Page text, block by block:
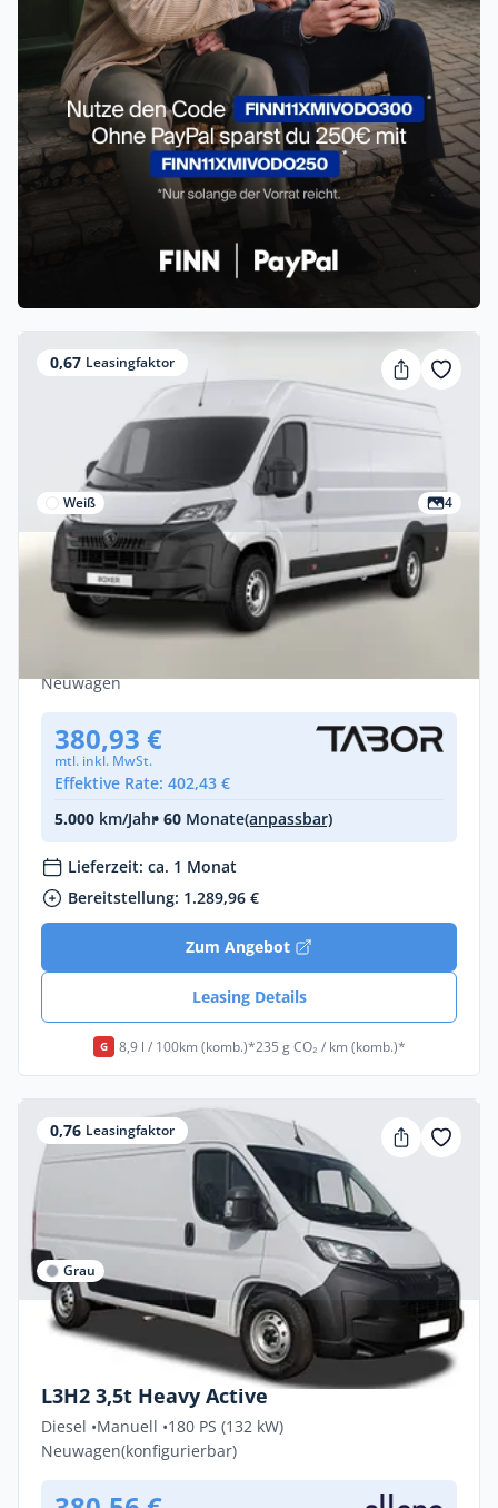
0,67 Leasingfaktor
Weiß 4
Privat & Gewerbe
Peugeot Boxer 435 AT L4H2 AHK CarP
CargoP VisibP Kam PDC Gewerbeleasing
Neuwagen
380,93 €
mtl. inkl. MwSt.
Effektive Rate: 402,43 €
5.000 km/Jahr• 60 Monate(anpassbar)
Lieferzeit: ca. 1 Monat
Bereitstellung: 1.289,96 €
Zum Angebot
Leasing Details
G 8,9 l / 100km (komb.)*235 g CO₂ / km (komb.)*
0,76 Leasingfaktor
Grau
Gewerbe & Privat
Peugeot Boxer ACTIVE 2.2 Diesel 132kW
L3H2 3,5t Heavy Active
Diesel •Manuell •180 PS (132 kW)
Neuwagen(konfigurierbar)